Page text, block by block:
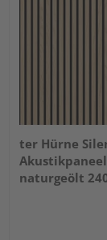
ter Hürne
naturgeölt